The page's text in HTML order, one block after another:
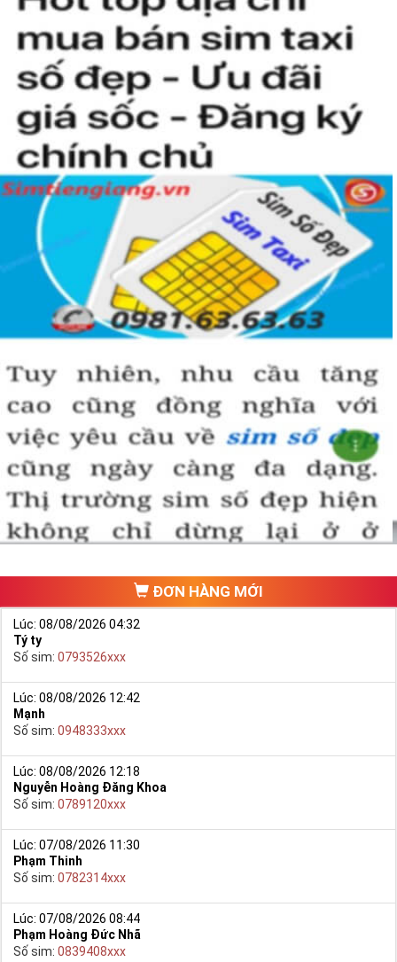
ĐƠN HÀNG MỚI
Lúc: 08/08/2026 04:32
Tý ty
Số sim: 0793526xxx
Lúc: 08/08/2026 12:42
Mạnh
Số sim: 0948333xxx
Lúc: 08/08/2026 12:18
Nguyễn Hoàng Đăng Khoa
Số sim: 0789120xxx
Lúc: 07/08/2026 11:30
Phạm Thinh
Số sim: 0782314xxx
Lúc: 07/08/2026 08:44
Phạm Hoàng Đức Nhã
Số sim: 0839408xxx